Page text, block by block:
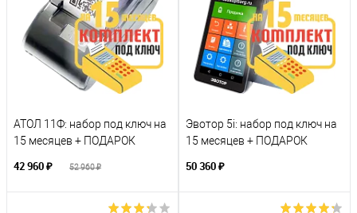
АТОЛ 11Ф: набор под ключ на
15 месяцев + ПОДАРОК
42 960 ₽ 52 960 ₽
Эвотор 5i: набор под ключ на
15 месяцев + ПОДАРОК
50 360 ₽